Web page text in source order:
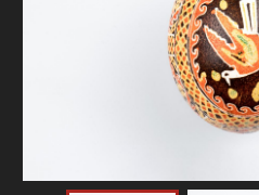
ОНЛАЙН-КРАМНИЦЯ